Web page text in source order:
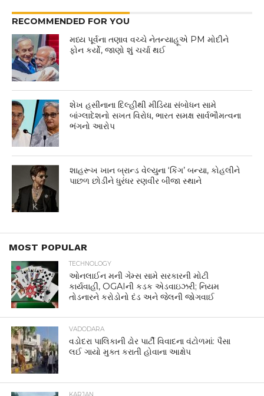
RECOMMENDED FOR YOU
મધ્ય પૂર્વના તણાવ વચ્ચે નેતન્યાહૂએ PM મોદીને
ફોન કર્યો, જાણો શું ચર્ચા થઈ
શેખ હસીનાના દિલ્હીથી મીડિયા સંબોધન સામે
બાંગ્લાદેશનો સખત વિરોધ, ભારત સમક્ષ સાર્વભૌમત્વના
ભંગનો આરોપ
શાહરૂખ ખાન બ્રાન્ડ વેલ્યુના ‘કિંગ’ બન્યા, કોહલીને
પાછળ છોડીને ધુરંધર રણવીર બીજા સ્થાને
MOST POPULAR
TECHNOLOGY
ઓનલાઈન મની ગેમ્સ સામે સરકારની મોટી
કાર્યવાહી, OGAIની કડક એડવાઇઝરી; નિયમ
તોડનારને કરોડોનો દંડ અને જેલની જોગવાઈ
VADODARA
વડોદરા પાલિકાની ઢોર પાર્ટી વિવાદના વંટોળમાં: પૈસા
લઈ ગાયો મુક્ત કરાતી હોવાના આક્ષેપ
KARJAN